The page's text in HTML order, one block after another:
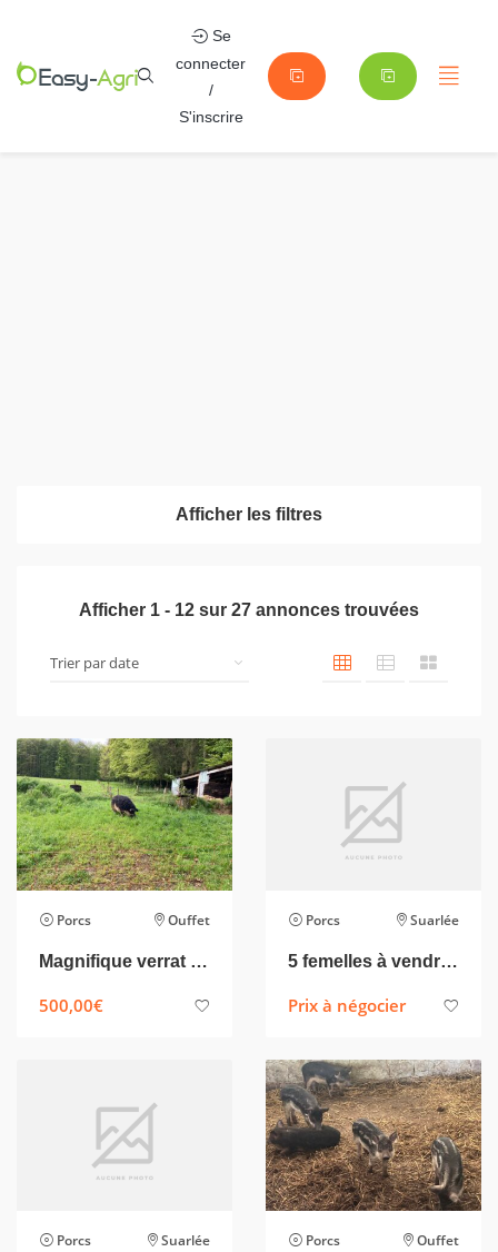
Se
connecter
/
S'inscrire
Afficher les filtres
Afficher 1 - 12 sur 27 annonces trouvées
Porcs Ouffet
Magnifique verrat disponible de suite
500,00€
Porcs Suarlée
5 femelles à vendre cochons laineux
Prix à négocier
Porcs Suarlée Porcs Ouffet